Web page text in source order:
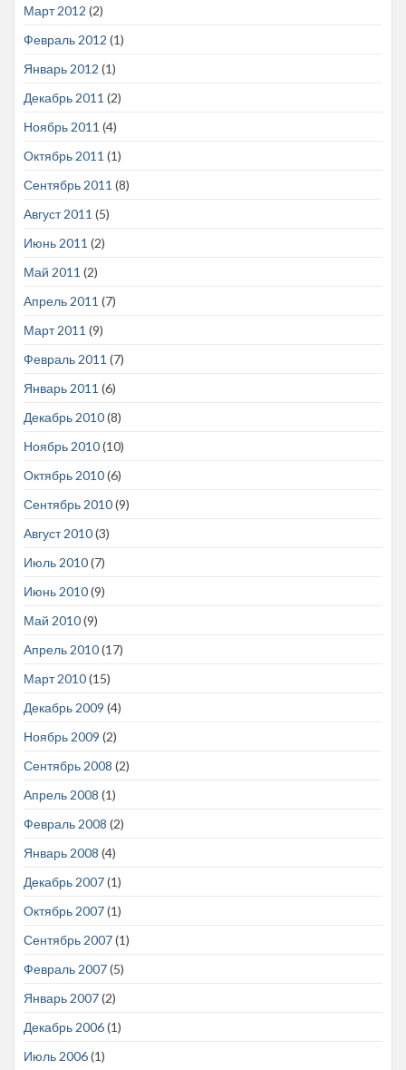
Март 2012 (2)
Февраль 2012 (1)
Январь 2012 (1)
Декабрь 2011 (2)
Ноябрь 2011 (4)
Октябрь 2011 (1)
Сентябрь 2011 (8)
Август 2011 (5)
Июнь 2011 (2)
Май 2011 (2)
Апрель 2011 (7)
Март 2011 (9)
Февраль 2011 (7)
Январь 2011 (6)
Декабрь 2010(8)
Ноябрь 2010(10)
Октябрь 2010(6)
Сентябрь 2010(9)
Август 2010(3)
Июль 2010(7)
Июнь 2010(9)
Май 2010(9)
Апрель 2010(17)
Март 2010(15)
Декабрь 2009 (4)
Ноябрь 2009 (2)
Сентябрь 2008 (2)
Апрель 2008 (1)
Февраль 2008 (2)
Январь 2008 (4)
Декабрь 2007(1)
Октябрь 2007(1)
Сентябрь 2007(1)
Февраль 2007(5)
Январь 2007(2)
Декабрь 2006(1)
Июль 2006(1)